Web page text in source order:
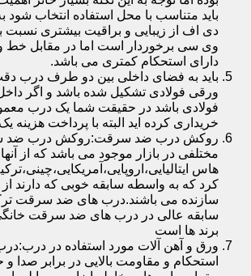
باید متناسب با محل استفاده انتخاب
دی اف از زیبایی و براقیت بیشتری نسبت
وی سی برخوردار است اما در مقابل خط
دارای استحکام کمتری می باشد.
باید به فضای داخلی بین دو طرف درب دقت
ورقی فولادی تشکیل شده باشد و اگر
فولادی باشد در حقیقت شما یک درب
خریداری کرده اید البته با پرداخت
روکش درب ضد سرقت:روکش درب ضد
مختلفی در بازار موجود می باشد که از
هاس
کرد که به واسطه سابقه خوبی که دارند
سازنده می باشند.درب های ضد سرقت
سابقه عالی در درب های ضد سرقت خانگی
برند ها است
ورق و آهن آلات مورد استفاده در
استحکام و مقاومت بالایی در برابر صدا